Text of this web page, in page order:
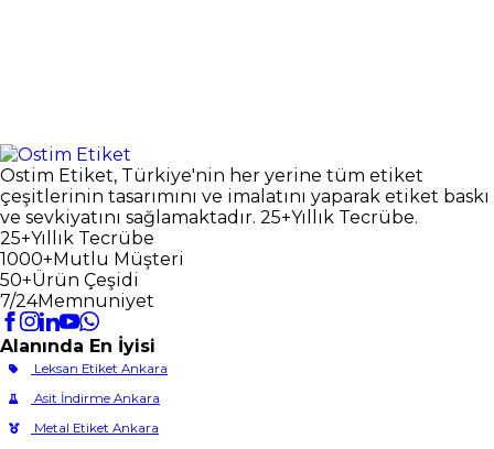
Ostim Etiket, Türkiye'nin her yerine tüm etiket
çeşitlerinin tasarımını ve imalatını yaparak etiket baskı
ve sevkiyatını sağlamaktadır. 25+Yıllık Tecrübe.
25+Yıllık Tecrübe
1000+Mutlu Müşteri
50+Ürün Çeşidi
7/24Memnuniyet
Alanında En İyisi
Leksan Etiket Ankara
Asit İndirme Ankara
Metal Etiket Ankara